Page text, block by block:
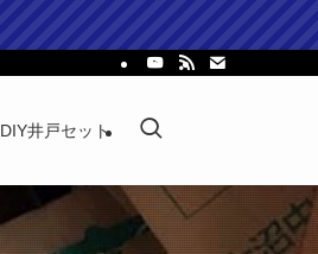
DIY井戸セット